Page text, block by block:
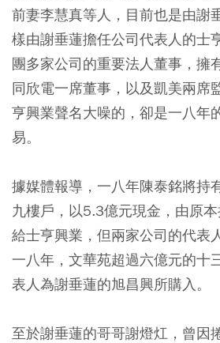
前妻李慧真等人，目前也是由謝
樣由謝垂蓮擔任公司代表人的士
團多家公司的重要法人董事，擁
同欣電一席董事，以及凱美兩席
亨興業聲名大噪的，卻是一八年
易。
據媒體報導，一八年陳泰銘將持
九樓戶，以5.3億元現金，由原
給士亨興業，但兩家公司的代表
一八年，文華苑超過六億元的十
表人為謝垂蓮的旭昌興所購入。
至於謝垂蓮的哥哥謝燈灴，曾因